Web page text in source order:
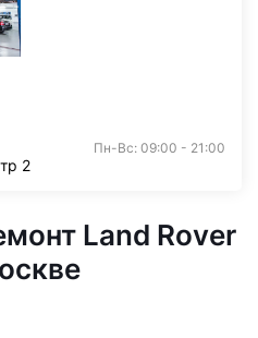
Пн-Вс: 09:00 - 21:00
2
Land Rover